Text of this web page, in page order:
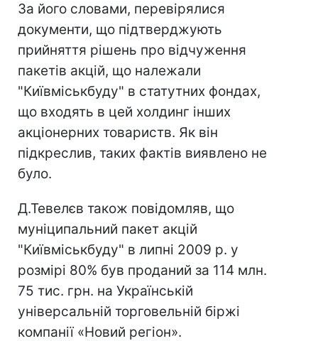
За його словами, перевірялися
документи, що підтверджують
прийняття рішень про відчуження
пакетів акцій, що належали
"Київміськбуду" в статутних фондах,
що входять в цей холдинг інших
акціонерних товариств. Як він
підкреслив, таких фактів виявлено не
було.
Д.Тевелєв також повідомляв, що
муніципальний пакет акцій
"Київміськбуду" в липні 2009 р. у
розмірі 80% був проданий за 114 млн.
75 тис. грн. на Українській
універсальній торговельній біржі
компанії «Новий регіон».